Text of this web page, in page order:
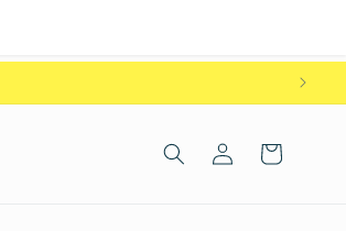
EinloggenWarenkorb